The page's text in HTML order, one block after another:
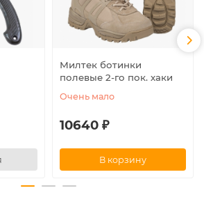
Милтек ботинки
полевые 2-го пок. хаки
Очень мало
10640 ₽
В корзину